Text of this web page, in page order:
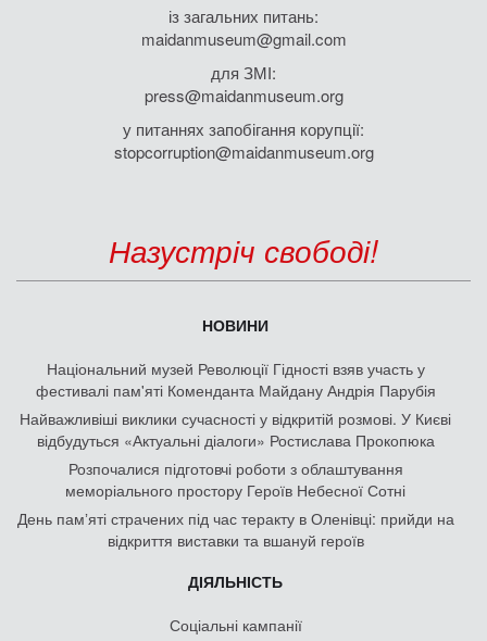
із загальних питань:
maidanmuseum@gmail.com
для ЗМІ:
press@maidanmuseum.org
у питаннях запобігання корупції:
stopcorruption@maidanmuseum.org
Назустріч свободі!
НОВИНИ
Національний музей Революції Гідності взяв участь у
фестивалі пам'яті Коменданта Майдану Андрія Парубія
Найважливіші виклики сучасності у відкритій розмові. У Києві
відбудуться «Актуальні діалоги» Ростислава Прокопюка
Розпочалися підготовчі роботи з облаштування
меморіального простору Героїв Небесної Сотні
День памʼяті страчених під час теракту в Оленівці: прийди на
відкриття виставки та вшануй героїв
ДІЯЛЬНІСТЬ
Соціальні кампанії